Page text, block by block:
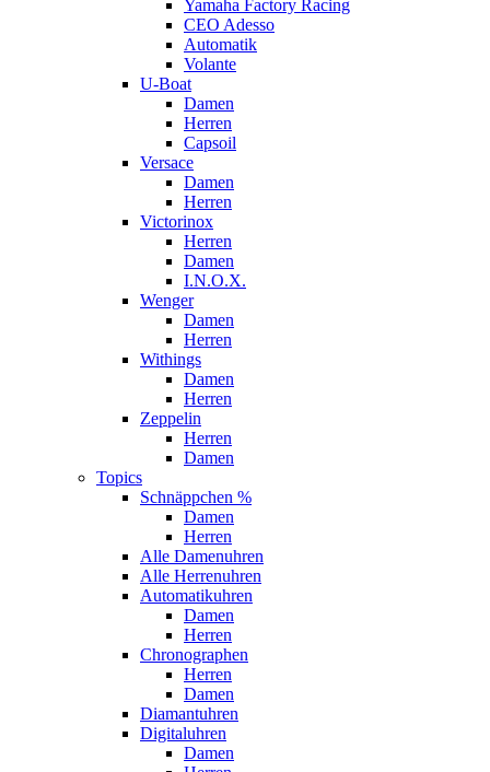
Yamaha Factory Racing
CEO Adesso
Automatik
Volante
U-Boat
Damen
Herren
Capsoil
Versace
Damen
Herren
Victorinox
Herren
Damen
I.N.O.X.
Wenger
Damen
Herren
Withings
Damen
Herren
Zeppelin
Herren
Damen
Topics
Schnäppchen %
Damen
Herren
Alle Damenuhren
Alle Herrenuhren
Automatikuhren
Damen
Herren
Chronographen
Herren
Damen
Diamantuhren
Digitaluhren
Damen